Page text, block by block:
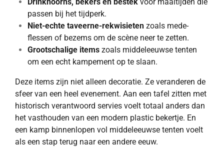
passen bij het tijdperk.
Niet-echte taveerne-rekwisietenzoals mede-
flessen of bezems om de scène neer te zetten.
Grootschalige itemszoals middeleeuwse tenten
om een echt kampement op te slaan.
Deze items zijn niet alleen decoratie. Ze veranderen de
sfeer van een heel evenement. Aan een tafel zitten met
historisch verantwoord servies voelt totaal anders dan
het vasthouden van een modern plastic bekertje. En
een kamp binnenlopen vol middeleeuwse tenten voelt
als een stap terug naar een andere eeuw.